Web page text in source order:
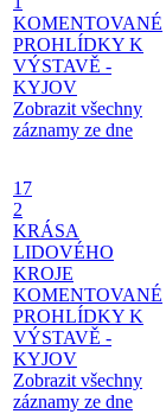
KOMENTOVANÉ
PROHLÍDKY K
VÝSTAVĚ -
KYJOV
Zobrazit všechny
záznamy ze dne
17
2
KRÁSA
LIDOVÉHO
KROJE
KOMENTOVANÉ
PROHLÍDKY K
VÝSTAVĚ -
KYJOV
Zobrazit všechny
záznamy ze dne